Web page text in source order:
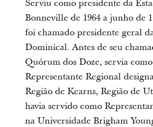
Serviu como presidente da
Bonneville de 1964 a junho de
foi chamado presidente geral
Dominical. Antes de seu
Quórum dos Doze, servia como
Representante Regional
Região de Kearns, Região de
havia servido como
na Universidade Brigham